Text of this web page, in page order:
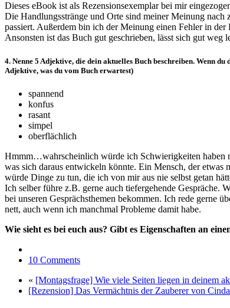
Dieses eBook ist als Rezensionsexemplar bei mir
Die Handlungsstränge und Orte sind meiner Meinung
passiert. Außerdem bin ich der Meinung einen Fehler in
Ansonsten ist das Buch gut geschrieben, lässt sich gut weg
4. Nenne 5 Adjektive, die dein aktuelles Buch beschreiben. Wenn
Adjektive, was du vom Buch erwartest)
spannend
konfus
rasant
simpel
oberflächlich
Hmmm…wahrscheinlich würde ich Schwierigkeiten haben
was sich daraus entwickeln könnte. Ein Mensch, der
würde Dinge zu tun, die ich von mir aus nie selbst getan
Ich selber führe z.B. gerne auch tiefergehende Gespräche.
bei unseren Gesprächsthemen bekommen. Ich rede gerne
nett, auch wenn ich manchmal Probleme damit habe.
Wie sieht es bei euch aus? Gibt es Eigenschaften an
10 Comments
« [Montagsfrage] Wie viele Seiten liegen in deinem
[Rezension] Das Vermächtnis der Zauberer von